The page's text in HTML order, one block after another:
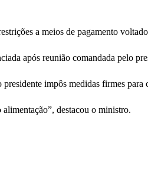
a meios de pagamento
após reunião comandada pelo
impôs medidas firmes para
destacou o ministro.